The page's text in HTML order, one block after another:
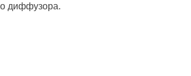
диффузора.